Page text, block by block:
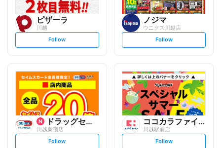
ピザーラ
川越
s
t
l
o
w
Follow
ノジマ
ウニクス川越店
s
t
l
o
w
Follow
ドラッグセイムス
川越新宿店
s
Follow
ココカラファイン
川越駅前店
s
Follow